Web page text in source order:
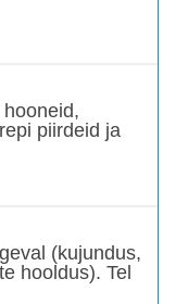
piirdeid ja
(kujundus,
hooldus). Tel